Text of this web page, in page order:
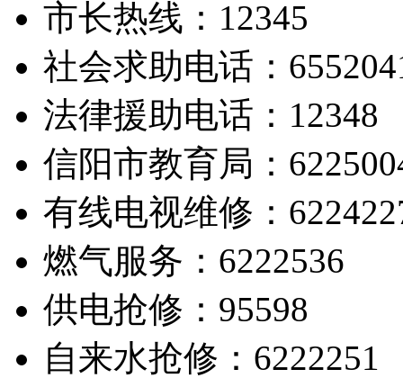
市长热线：12345
社会求助电话：
法律援助电话：12348
信阳市教育局：
有线电视维修：
燃气服务：6222536
供电抢修：95598
自来水抢修：6222251